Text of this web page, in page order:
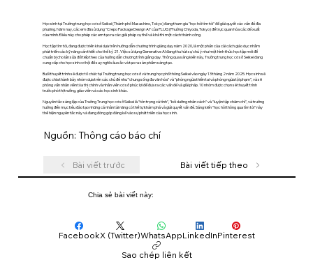
Học sinh tại Trường trung học cơ sở Seikei (Thành phố Musashino, Tokyo) đang tham gia "học hỏi tìm tòi" để giải quyết các vấn đề địa
phương. Năm nay, các em đã sử dụng "Crepo Package Design AI" của PLUG (Phường Chiyoda, Tokyo) để trực quan hóa các đề xuất
của mình. Điều này cho phép các em tạo ra các giải pháp cụ thể và khả thi một cách thành công.
Học tập tìm tòi, đang được triển khai dựa trên hướng dẫn chương trình giảng dạy năm 2020, là một phần của cải cách giáo dục nhằm
phát triển các kỹ năng cần thiết cho thế kỷ 21. Việc sử dụng Generative AI đang thu hút sự chú ý như một hình thức học tập mới để
chuẩn bị cho lần sửa đổi tiếp theo của hướng dẫn chương trình giảng dạy. Thông qua sáng kiến ​​này, Trường trung học cơ sở Seikei đang
cung cấp cho học sinh cơ hội để suy nghĩ sâu sắc và tạo ra sản phẩm sáng tạo.
Buổi thuyết trình sẽ được tổ chức tại Trường trung học cơ sở và trung học phổ thông Seikei vào ngày 13 tháng 2 năm 2025. Học sinh sẽ
được chia thành bảy nhóm dựa trên các chủ đề như "chung sống đa văn hóa" và "phòng ngừa thiên tai và phòng ngừa tội phạm", và sẽ
phỏng vấn nhân viên tòa thị chính và nhân viên cơ sở phúc lợi để đưa ra các vấn đề và giải pháp. 10 nhóm được chọn sẽ thuyết trình
trước phó thị trưởng, giáo viên và các học sinh khác.
Nguyên tắc sáng lập của Trường Trung học cơ sở Seikei là "tôn trọng cá tính", "bồi dưỡng nhân cách" và "luyện tập chăm chỉ", và trường
hướng đến mục tiêu đào tạo những cá nhân tài năng có thể tự khám phá và giải quyết vấn đề. Sáng kiến ​​"học hỏi thông qua tìm tòi" này
thể hiện nguyên tắc này và đang đóng góp đáng kể vào sự phát triển của học sinh.
Nguồn: Thông cáo báo chí
Bài viết trước Bài viết tiếp theo
Chia sẻ bài viết này:
FacebookX (Twitter)WhatsAppLinkedInPinterest
Sao chép liên kết